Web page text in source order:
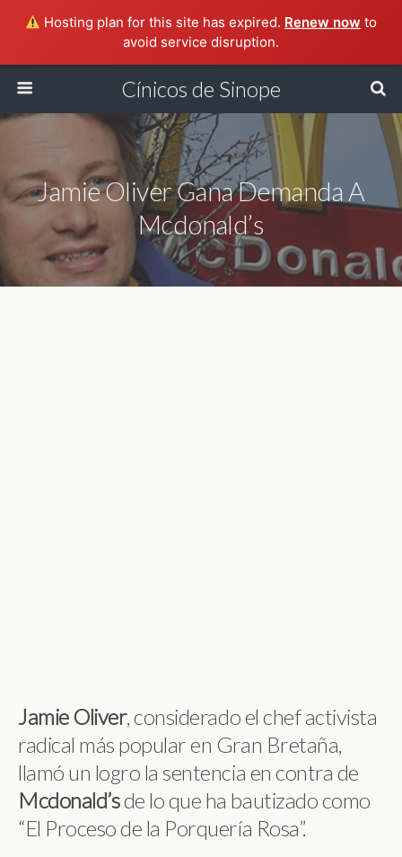
Hosting plan for this site has expired. Renew now to
avoid service disruption.
Cínicos de Sinope
Jamie Oliver Gana Demanda A
Mcdonald’s
JamieOliver, considerado el chef activista
radical más popular en Gran Bretaña,
llamó un logro la sentencia en contra de
Mcdonald’sde lo que ha bautizado como
“El Proceso de la Porquería Rosa”.